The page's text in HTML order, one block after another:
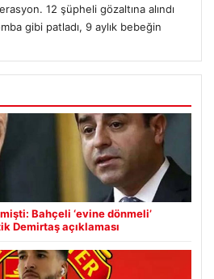
12 şüpheli gözaltına alındı
gibi patladı, 9 aylık bebeğin
Bahçeli ‘evine dönmeli’
Demirtaş açıklaması